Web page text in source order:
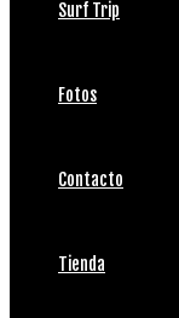
Surf Trip
Fotos
Contacto
Tienda